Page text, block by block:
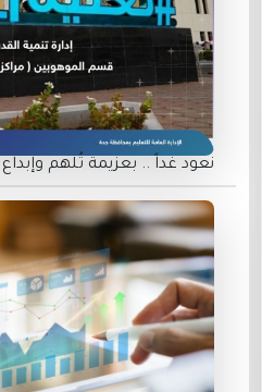
نعود غداً .. بعزيمة تُلهم